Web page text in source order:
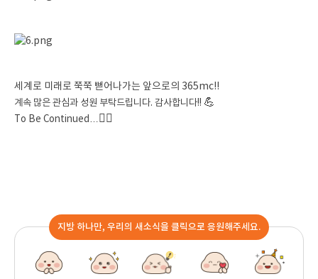
세계로 미래로 쭉쭉 뻗어나가는 앞으로의 365mc!!
계속 많은 관심과 성원 부탁드립니다. 감사합니다!! 💪
To Be Continued…🏃‍♀️
지방 하나만, 우리의 새소식을 클릭으로 응원해주세요.